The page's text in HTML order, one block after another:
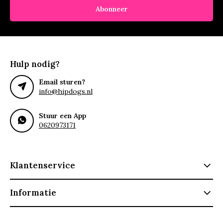
Abonneer
Hulp nodig?
Email sturen?
info@hipdogs.nl
Stuur een App
0620973171
Klantenservice
Informatie